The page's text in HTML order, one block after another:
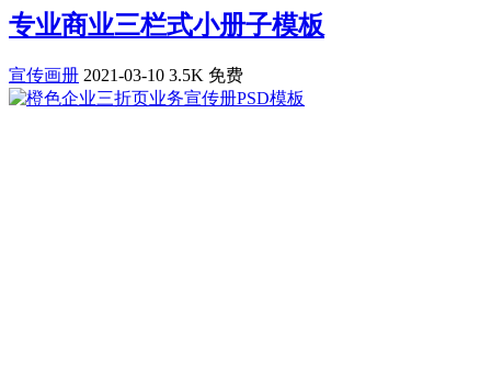
专业商业三栏式小册子模板
宣传画册 2021-03-10 3.5K 免费